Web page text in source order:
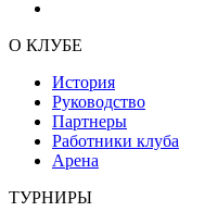
О КЛУБЕ
История
Руководство
Партнеры
Работники клуба
Арена
ТУРНИРЫ